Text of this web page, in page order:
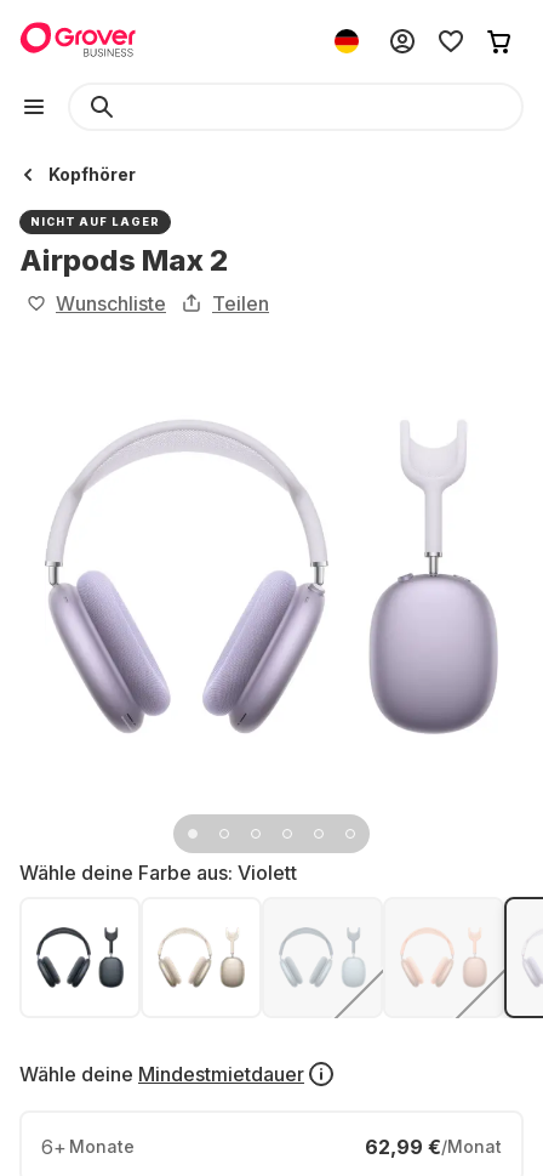
Kopfhörer
NICHT AUF LAGER
Airpods Max 2
Wunschliste Teilen
Wähle deine Farbe aus: Violett
Wähle deine Mindestmietdauer
6+ Monate 62,99 €/Monat